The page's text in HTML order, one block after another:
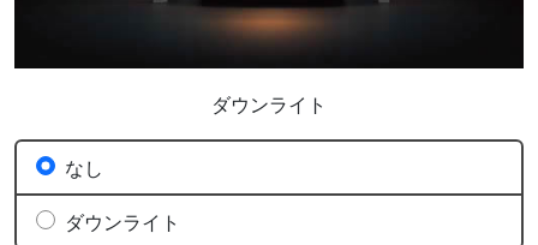
ダウンライト
なし
ダウンライト